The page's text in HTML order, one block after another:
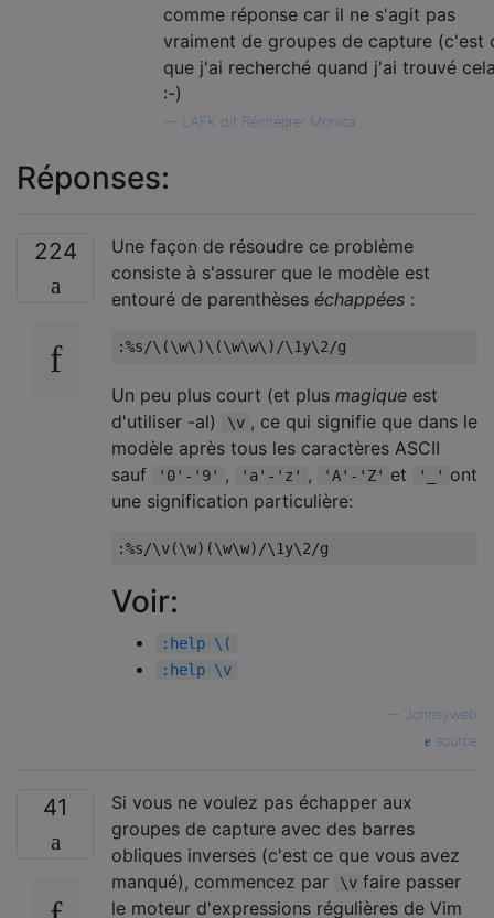
comme réponse car il ne s'agit pas
vraiment de groupes de capture (c'est
que j'ai recherché quand j'ai trouvé
:-)
LAFK dit Réintégrer Monica
Réponses:
224
Une façon de résoudre ce problème
consiste à s'assurer que le modèle est
entouré de parenthèses échappées :
:%s/\(\w\)\(\w\w\) /\1y\2/g
Un peu plus court (et plus magique est
d'utiliser -al)
\v , ce qui signifie que dans le
modèle après tous les caractères ASCII
sauf
'0'-'9' , 'a'-'z' , 'A'-'Z' et '_' ont
une signification particulière:
:%s/\v(\w)(\w\w)/\1y\2/g
Voir:
:help \(
:help \v
Johnsyweb
source
41
Si vous ne voulez pas échapper aux
groupes de capture avec des barres
obliques inverses (c'est ce que vous avez
manqué), commencez par
\v faire passer
le moteur d'expressions régulières de Vim